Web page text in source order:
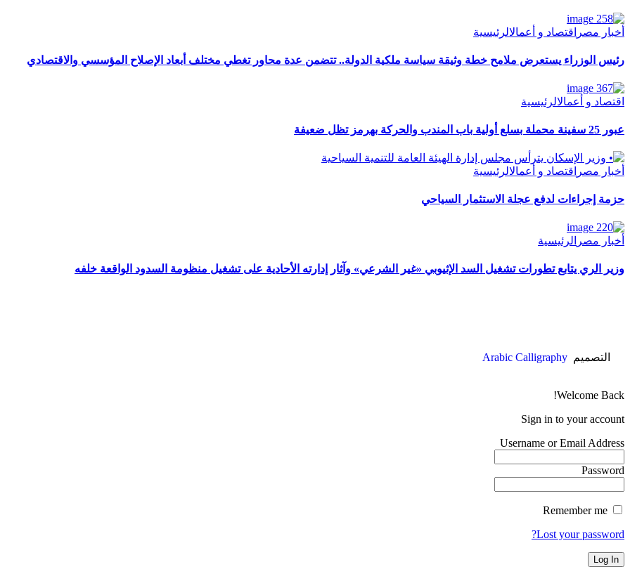
أخبار مصر اقتصاد و أعمالالرئيسية
رئيس الوزراء يستعرض ملامح خطة وثيقة سياسة ملكية الدولة.. تتضمن عدة محاور تغطي مختلف أبعاد الإصلاح المؤسسي والاقتصادي
اقتصاد و أعمالالرئيسية
عبور 25 سفينة محملة بسلع أولية باب المندب والحركة بهرمز تظل ضعيفة
أخبار مصر اقتصاد و أعمالالرئيسية
حزمة إجراءات لدفع عجلة الاستثمار السياحي
أخبار مصر الرئيسية
وزير الري يتابع تطورات تشغيل السد الإثيوبي «غير الشرعي» وآثار إدارته الأحادية على تشغيل منظومة السدود الواقعة خلفه
التصميم Arabic Calligraphy
Welcome Back!
Sign in to your account
Username or Email Address
Password
Lost your password?